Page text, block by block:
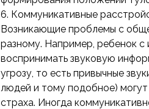
6. Коммуникативные
Возникающие проблемы с
разному. Например, ребенок
воспринимать звуковую
угрозу, то есть привычные
людей и тому подобное) могут
страха. Иногда